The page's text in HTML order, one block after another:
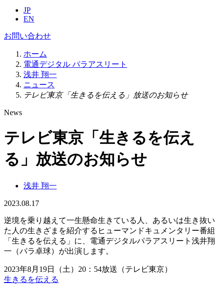
JP
EN
お問い合わせ
ホーム
電通デジタル パラアスリート
浅井 翔一
ニュース
テレビ東京「生きるを伝える」放送のお知らせ
News
テレビ東京「生きるを伝え
る」放送のお知らせ
浅井 翔一
2023.08.17
逆境を乗り越えて一生懸命生きている人、あるいは生き抜い
た人の生きざまを紹介するヒューマンドキュメンタリー番組
「生きるを伝える」に、電通デジタルパラアスリート浅井翔
一（パラ卓球）が出演します。
2023年8月19日（土）20：54放送（テレビ東京）
生きるを伝える